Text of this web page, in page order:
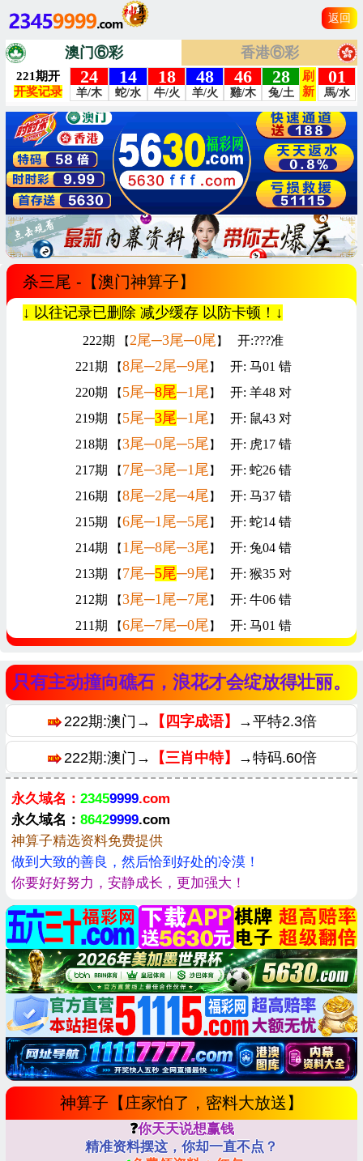
返回
澳门⑥彩 香港⑥彩